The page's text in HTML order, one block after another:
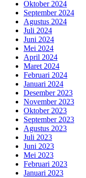
Oktober 2024
September 2024
Agustus 2024
Juli 2024
Juni 2024
Mei 2024
April 2024
Maret 2024
Februari 2024
Januari 2024
Desember 2023
November 2023
Oktober 2023
September 2023
Agustus 2023
Juli 2023
Juni 2023
Mei 2023
Februari 2023
Januari 2023